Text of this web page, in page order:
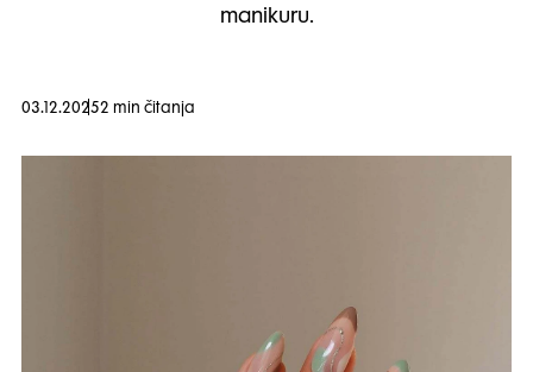
manikuru.
03.12.20252 min čitanja